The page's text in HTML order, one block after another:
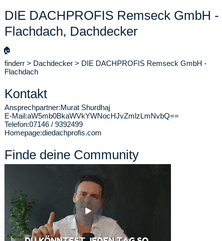
DIE DACHPROFIS Remseck GmbH -
Flachdach, Dachdecker
🏠
finderr > Dachdecker > DIE DACHPROFIS Remseck GmbH -
Flachdach
Kontakt
Ansprechpartner:Murat Shurdhaj
E-Mail:aW5mb0BkaWVkYWNocHJvZmlzLmNvbQ==
Telefon:07146 / 9392499
Homepage:diedachprofis.com
Finde deine Community